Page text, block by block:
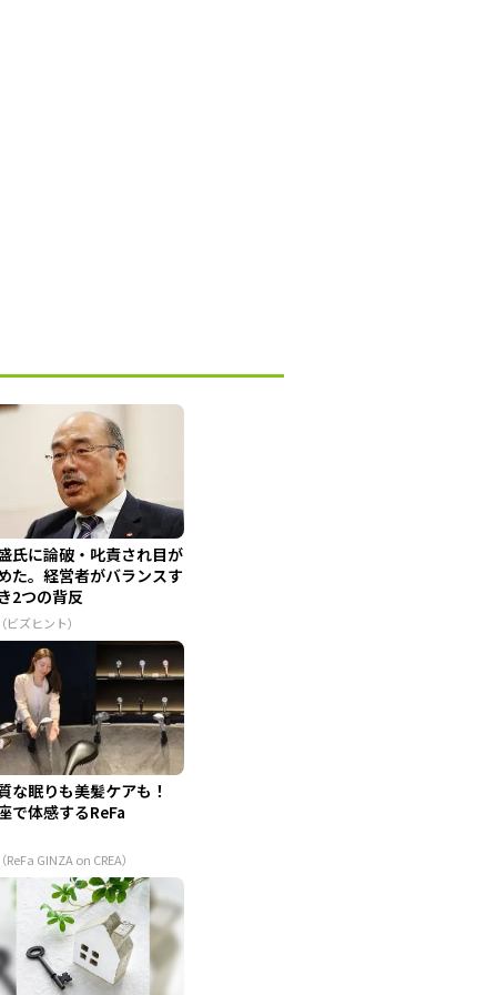
氏に論破・叱責され目が
た。経営者がバランスす
2つの背反
ビズヒント）
な眠りも美髪ケアも！
で体感するReFa
ReFa GINZA on CREA）